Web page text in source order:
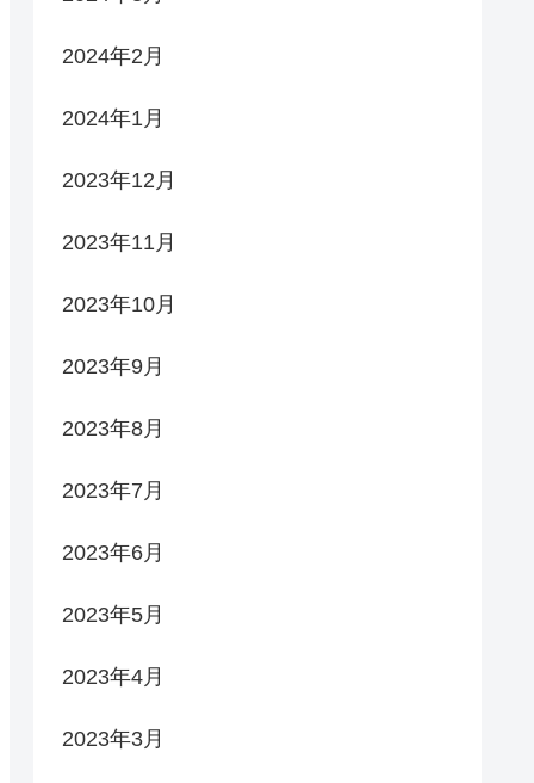
2024年2月
2024年1月
2023年12月
2023年11月
2023年10月
2023年9月
2023年8月
2023年7月
2023年6月
2023年5月
2023年4月
2023年3月